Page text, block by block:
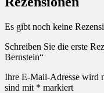
Es gibt noch keine
Schreiben Sie die erste
Bernstein“
Ihre E-Mail-Adresse wird
sind mit * markiert